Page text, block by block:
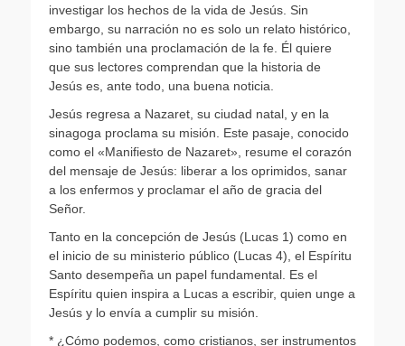
investigar los hechos de la vida de Jesús. Sin
embargo, su narración no es solo un relato histórico,
sino también una proclamación de la fe. Él quiere
que sus lectores comprendan que la historia de
Jesús es, ante todo, una buena noticia.
Jesús regresa a Nazaret, su ciudad natal, y en la
sinagoga proclama su misión. Este pasaje, conocido
como el «Manifiesto de Nazaret», resume el corazón
del mensaje de Jesús: liberar a los oprimidos, sanar
a los enfermos y proclamar el año de gracia del
Señor.
Tanto en la concepción de Jesús (Lucas 1) como en
el inicio de su ministerio público (Lucas 4), el Espíritu
Santo desempeña un papel fundamental. Es el
Espíritu quien inspira a Lucas a escribir, quien unge a
Jesús y lo envía a cumplir su misión.
* ¿Cómo podemos, como cristianos, ser instrumentos